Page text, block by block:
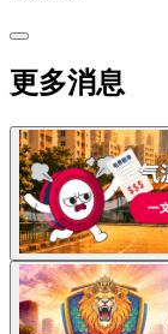
更多消息